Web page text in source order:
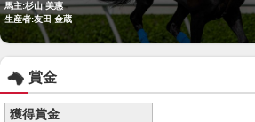
馬主:杉山 美惠
生産者:友田 金蔵
賞金
獲得賞金